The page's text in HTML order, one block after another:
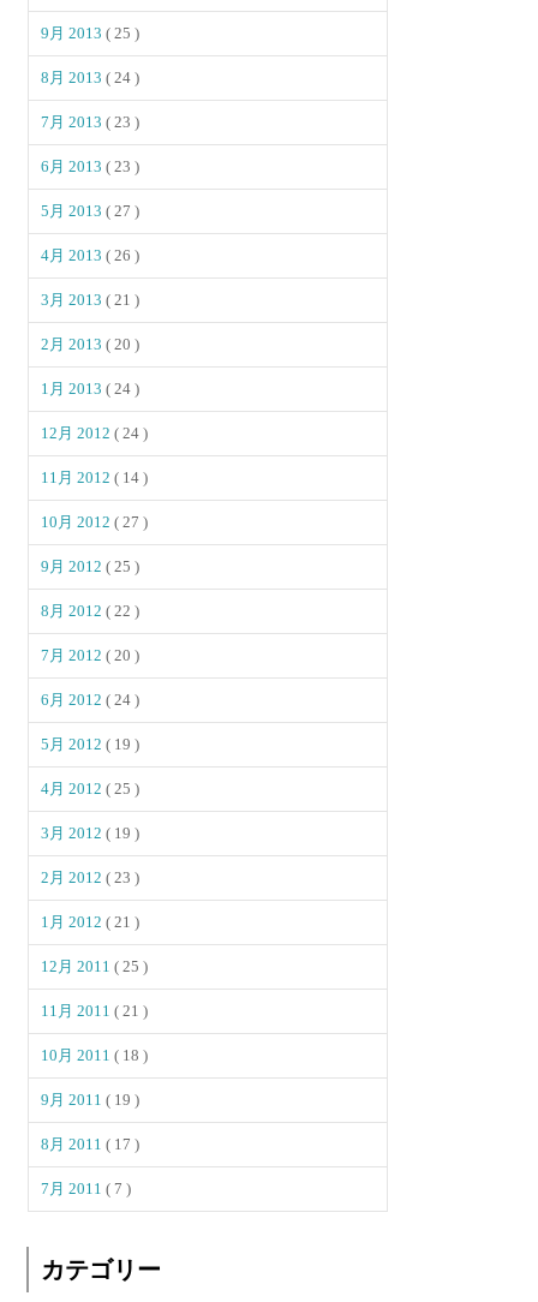
9月 2013( 25 )
8月 2013( 24 )
7月 2013( 23 )
6月 2013( 23 )
5月 2013( 27 )
4月 2013( 26 )
3月 2013( 21 )
2月 2013( 20 )
1月 2013( 24 )
12月 2012( 24 )
11月 2012( 14 )
10月 2012( 27 )
9月 2012( 25 )
8月 2012( 22 )
7月 2012( 20 )
6月 2012( 24 )
5月 2012( 19 )
4月 2012( 25 )
3月 2012( 19 )
2月 2012( 23 )
1月 2012( 21 )
12月 2011( 25 )
11月 2011( 21 )
10月 2011( 18 )
9月 2011( 19 )
8月 2011( 17 )
7月 2011( 7 )
カテゴリー